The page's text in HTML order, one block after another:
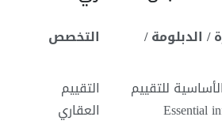
/ الدبلومة / التخصص
للتقييم
Essential
التقييم
العقاري